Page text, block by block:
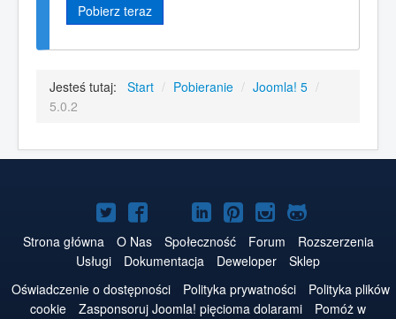
Pobierz teraz
Jesteś tutaj: Start / Pobieranie / Joomla! 5 /
5.0.2
Joomla!
na
Twitterze
Joomla!
na
Facebooku
Joomla!
na
YouTube
Joomla!
na
LinkedIn
Joomla!
w
serwisie
Pinterest
Joomla!
na
Instagramie
Joomla!
na
GitHubie
Strona główna O Nas Społeczność Forum
Rozszerzenia
Usługi
Dokumentacja Deweloper
Sklep
Oświadczenie o dostępności
Polityka prywatności
Polityka plików
cookie
Zasponsoruj Joomla! pięcioma dolarami
Pomóż w